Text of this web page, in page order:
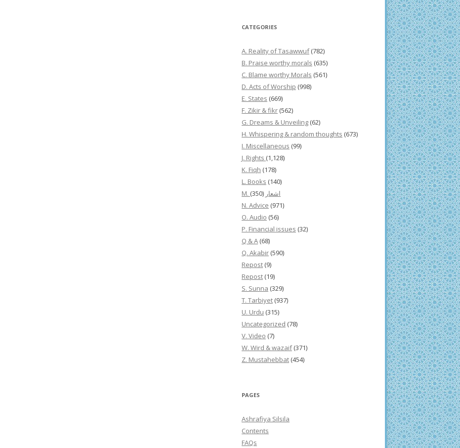
CATEGORIES
A. Reality of Tasawwuf(782)
B. Praise worthy morals (635)
C. Blame worthy Morals (561)
D. Acts of Worship (998)
E. States (669)
F. Zikir & fikr (562)
G. Dreams & Unveiling (62)
H. Whispering & random thoughts (673)
I. Miscellaneous (99)
J. Rights (1,128)
K. Fiqh (178)
L. Books (140)
M. اشعار (350)
N. Advice (971)
O. Audio (56)
P. Financial issues (32)
Q & A (68)
Q. Akabir (590)
Repost (9)
Repost (19)
S. Sunna (329)
T. Tarbiyet (937)
U. Urdu (315)
Uncategorized (78)
V. Video (7)
W. Wird & wazaif(371)
Z. Mustahebbat (454)
PAGES
Ashrafiya Silsila
Contents
FAQs